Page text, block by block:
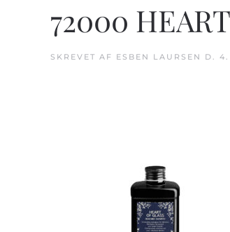
72000
SKREVET AF ESBEN LAURSEN D. 4.